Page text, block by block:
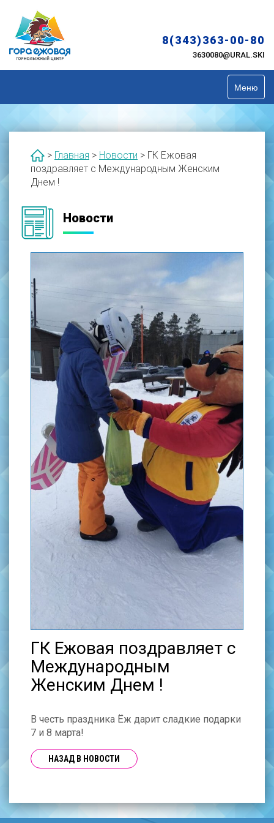
content
8(343)363-00-80
3630080@URAL.SKI
Меню
> Главная > Новости > ГК Ежовая
поздравляет с Международным Женским
Днем !
Новости
ГК Ежовая поздравляет с
Международным
Женским Днем !
В честь праздника Ёж дарит сладкие подарки
7 и 8 марта!
НАЗАД В НОВОСТИ